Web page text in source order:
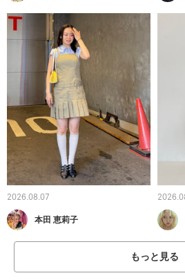
2026.08.07
本田 恵莉子
もっと見る